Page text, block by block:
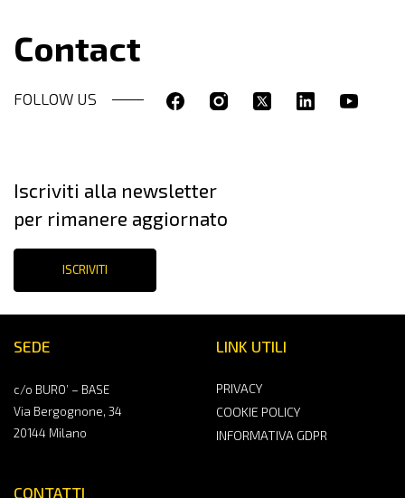
Contact
FOLLOW US
SEDE
c/o BURO’ – BASE
Via Bergognone, 34
20144 Milano
CONTATTI
LINK UTILI
PRIVACY
COOKIE POLICY
INFORMATIVA GDPR
Iscriviti alla newsletter
per rimanere aggiornato
ISCRIVITI